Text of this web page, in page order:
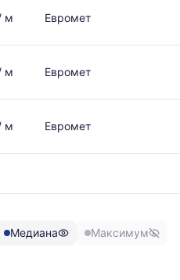
м Евромет
м Евромет
м Евромет
Медиана Максимум